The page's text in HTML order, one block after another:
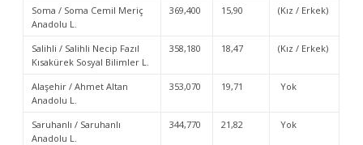
Soma / Soma Cemil Meriç
Anadolu L.
369,400 15,90 (Kız / Erkek)
Salihli / Salihli Necip Fazıl
Kısakürek Sosyal Bilimler L.
358,180 18,47 (Kız / Erkek)
Alaşehir / Ahmet Altan
Anadolu L.
353,070 19,71 Yok
Saruhanlı / Saruhanlı
Anadolu L.
344,770 21,82 Yok